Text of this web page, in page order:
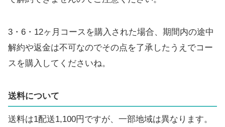
3・6・12ヶ月コースを購入された場合、期間内の途中
解約や返金は不可なのでその点を了承したうえでコー
スを購入してくださいね。
送料について
送料は1配送1,100円ですが、一部地域は異なります。